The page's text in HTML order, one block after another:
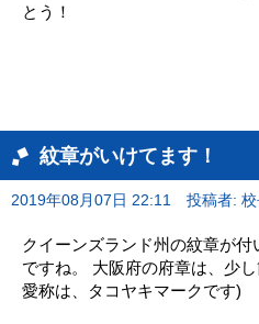
とう！
紋章がいけてます！
2019年08月07日 22:11 投稿者: 校
クイーンズランド州の紋章が
ですね。 大阪府の府章は、少
愛称は、タコヤキマークです)